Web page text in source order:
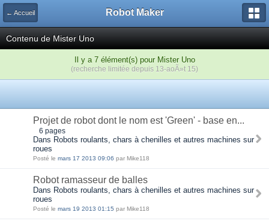
← Accueil Robot Maker
Contenu de Mister Uno
Il y a 7 élément(s) pour Mister Uno
(recherche limitée depuis 13-aoÃ»t 15)
Projet de robot dont le nom est 'Green' - base en...
6 pages
Dans Robots roulants, chars à chenilles et autres machines sur
roues
Posté le mars 17 2013 09:06 par Mike118
Robot ramasseur de balles
Dans Robots roulants, chars à chenilles et autres machines sur
roues
Posté le mars 19 2013 01:15 par Mike118